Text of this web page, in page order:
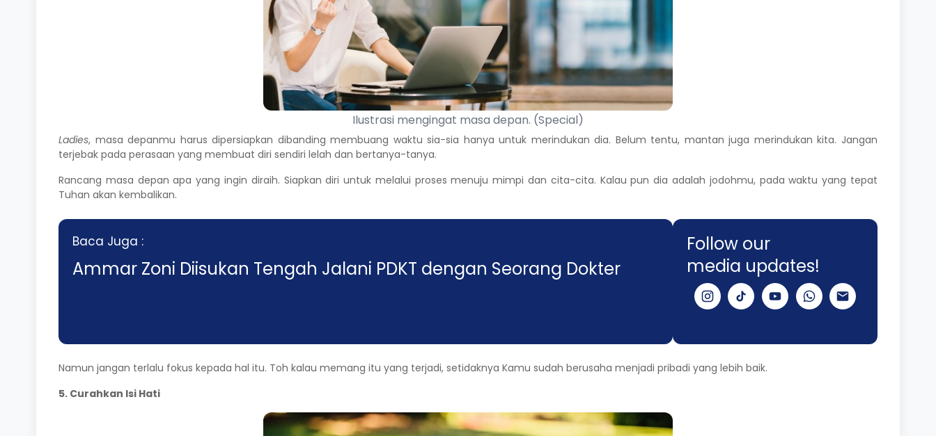
Ilustrasi mengingat masa depan. (Special)
Ladies, masa depanmu harus dipersiapkan dibanding membuang waktu sia-sia hanya untuk merindukan dia. Belum tentu, mantan juga merindukan kita. Jangan
terjebak pada perasaan yang membuat diri sendiri lelah dan bertanya-tanya.
Rancang masa depan apa yang ingin diraih. Siapkan diri untuk melalui proses menuju mimpi dan cita-cita. Kalau pun dia adalah jodohmu, pada waktu yang tepat
Tuhan akan kembalikan.
Baca Juga :
Ammar Zoni Diisukan Tengah Jalani PDKT dengan Seorang Dokter
Follow our
media updates!
Namun jangan terlalu fokus kepada hal itu. Toh kalau memang itu yang terjadi, setidaknya Kamu sudah berusaha menjadi pribadi yang lebih baik.
5. Curahkan Isi Hati